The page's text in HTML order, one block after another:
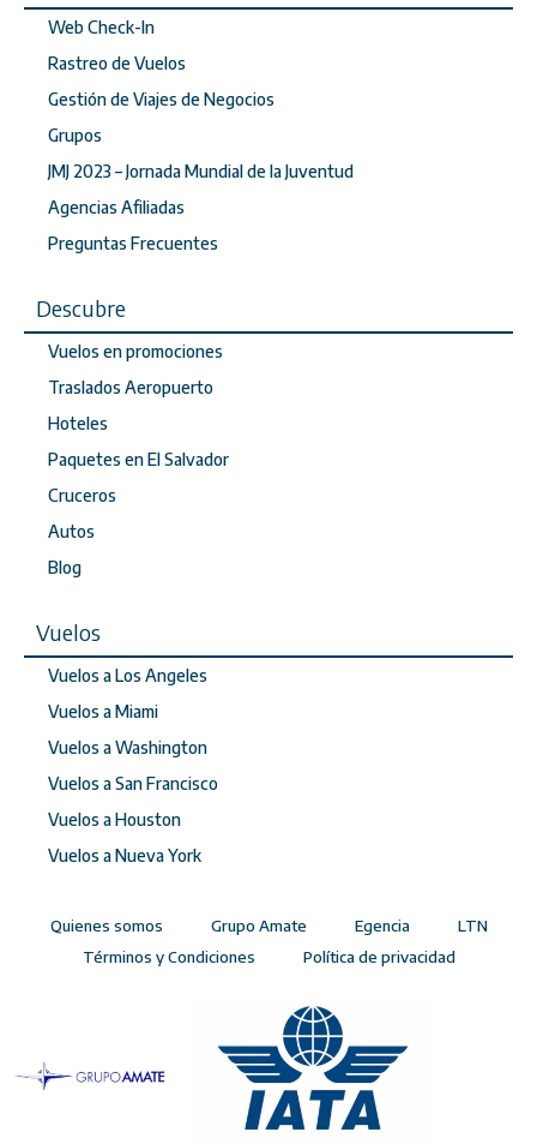
Web Check-In
Rastreo de Vuelos
Gestión de Viajes de Negocios
Grupos
JMJ 2023 – Jornada Mundial de la Juventud
Agencias Afiliadas
Preguntas Frecuentes
Descubre
Vuelos en promociones
Traslados Aeropuerto
Hoteles
Paquetes en El Salvador
Cruceros
Autos
Blog
Vuelos
Vuelos a Los Angeles
Vuelos a Miami
Vuelos a Washington
Vuelos a San Francisco
Vuelos a Houston
Vuelos a Nueva York
Quienes somos Grupo Amate Egencia
LTN
Términos y Condiciones
Política de privacidad